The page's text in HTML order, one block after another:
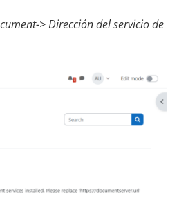
> Dirección del servicio de